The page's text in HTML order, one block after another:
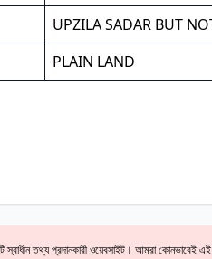
UPZILA SADAR BUT
PLAIN LAND
তথ্য প্রদানকারী ওয়েবসাইট। আমরা কোনভাবেই এই